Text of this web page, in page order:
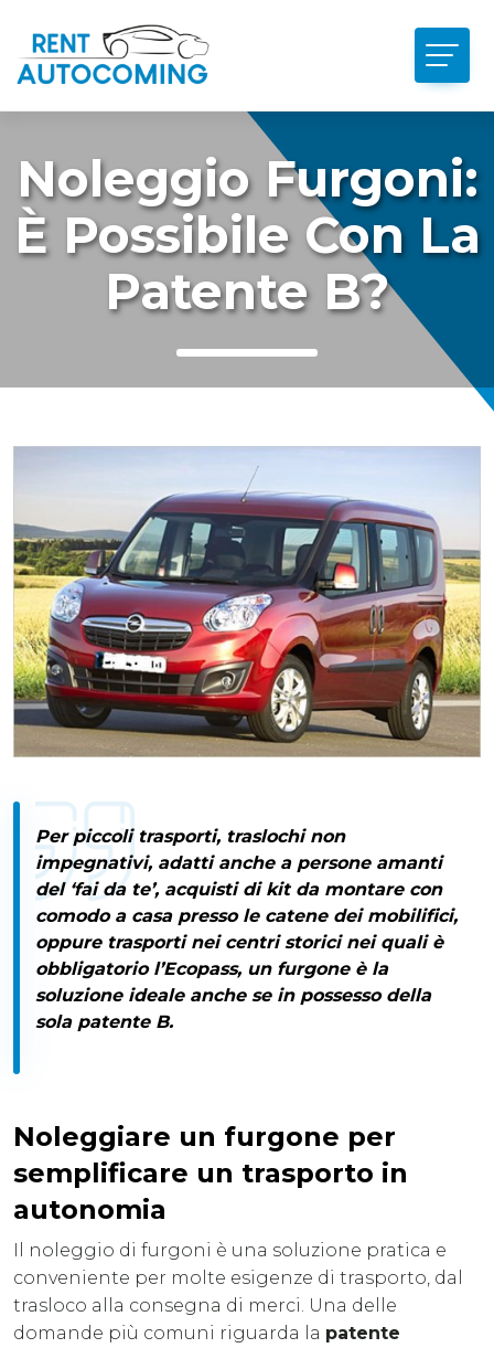
Noleggio Furgoni:
È Possibile Con La
Patente B?
Per piccoli trasporti, traslochi non
impegnativi, adatti anche a persone amanti
del ‘fai da te’, acquisti di kit da montare con
comodo a casa presso le catene dei mobilifici,
oppure trasporti nei centri storici nei quali è
obbligatorio l’Ecopass, un furgone è la
soluzione ideale anche se in possesso della
sola patente B.
Noleggiare un furgone per
semplificare un trasporto in
autonomia
Il noleggio di furgoni è una soluzione pratica e
conveniente per molte esigenze di trasporto, dal
trasloco alla consegna di merci. Una delle
domande più comuni riguarda la patente